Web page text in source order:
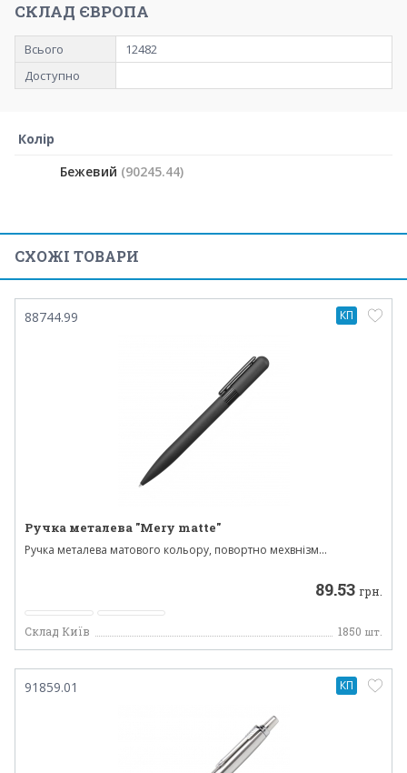
СКЛАД ЄВРОПА
Всього
12482
Доступно
Колір
Бежевий (90245.44)
СХОЖІ ТОВАРИ
88744.99
Ручка металева "Mery matte"
Ручка металева матового кольору, повортно мехвнізм...
89.53 грн.
Склад Київ 1850 шт.
КП
91859.01 КП